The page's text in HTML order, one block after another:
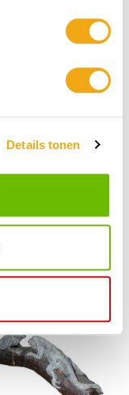
Details tonen
Hoogte 248 cm